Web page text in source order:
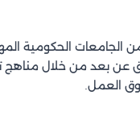
الجامعات الحكومية
عن بعد من خلال مناهج
العمل.